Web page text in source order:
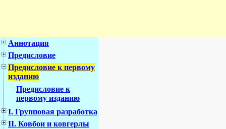
Аннотация
Предисловие
Предисловие к первому
изданию
Предисловие к
первому изданию
I. Групповая разработка
II. Ковбои и ковгерлы